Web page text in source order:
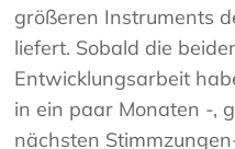
größeren Instruments
liefert. Sobald die
Entwicklungsarbeit
in ein paar Monaten -,
nächsten